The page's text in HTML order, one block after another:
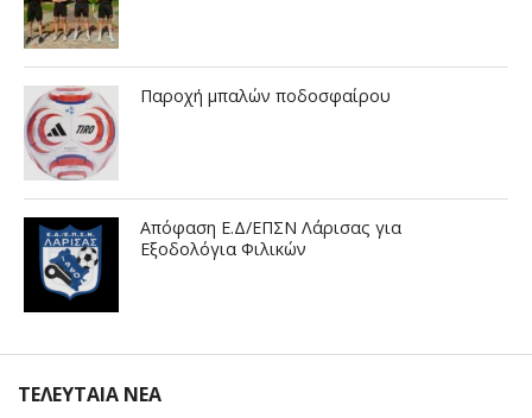
Παροχή μπαλών ποδοσφαίρου
Απόφαση Ε.Δ/ΕΠΣΝ Λάρισας για
Εξοδολόγια Φιλικών
ΤΕΛΕΥΤΑΙΑ ΝΕΑ